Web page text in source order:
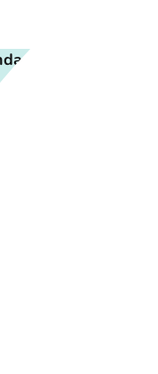
hoje!
de
cuidados, o
o filhote
atenção especial.